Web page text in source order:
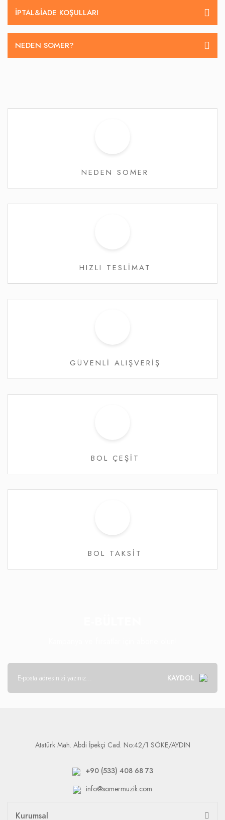
İPTAL&IADE KOŞULLARI
NEDEN SOMER?
NEDEN SOMER
HIZLI TESLİMAT
GÜVENLİ ALIŞVERİŞ
BOL ÇEŞİT
BOL TAKSİT
KAYDOL
Atatürk Mah. Abdi İpekçi Cad. No:42/1 SÖKE/AYDIN
+90 (533) 408 68 73
info@somermuzik.com
Kurumsal